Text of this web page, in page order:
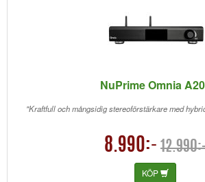
NuPrime Omnia
"Kraftfull och mångsidig stereoförstärkare med
8.990:-
KÖP